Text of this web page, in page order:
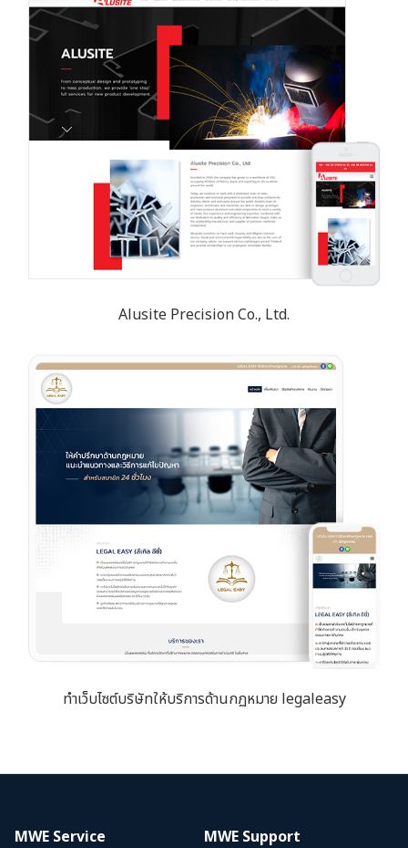
Alusite Precision Co., Ltd.
ทำเว็บไซต์บริษัทให้บริการด้านกฏหมาย legaleasy
MWE Service MWE Support